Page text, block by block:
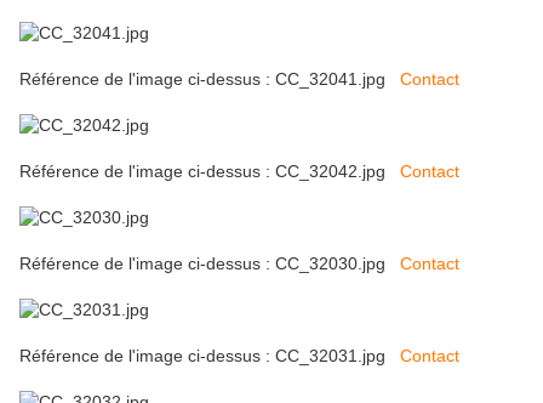
Référence de l'image ci-dessus : CC_32041.jpg Contact
Référence de l'image ci-dessus : CC_32042.jpg Contact
Référence de l'image ci-dessus : CC_32030.jpg Contact
Référence de l'image ci-dessus : CC_32031.jpg Contact